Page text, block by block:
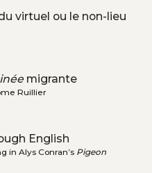
virtuel ou le non-lieu
migrante
Ruillier
English
in Alys Conran’s Pigeon